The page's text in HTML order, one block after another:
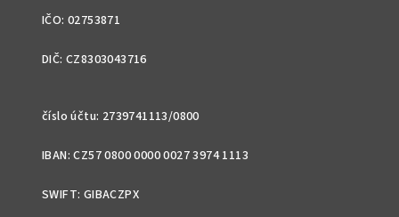
IČO: 02753871
DIČ: CZ8303043716
číslo účtu: 2739741113/0800
IBAN: CZ57 0800 0000 0027 3974 1113
SWIFT: GIBACZPX